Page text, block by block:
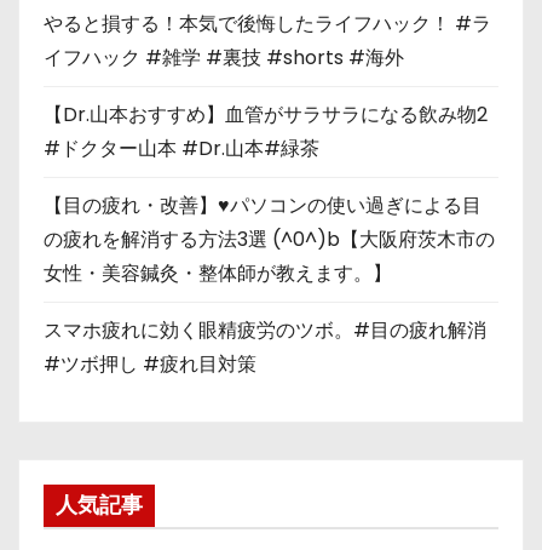
やると損する！本気で後悔したライフハック！ #ラ
イフハック #雑学 #裏技 #shorts #海外
【Dr.山本おすすめ】血管がサラサラになる飲み物2
#ドクター山本 #Dr.山本#緑茶
【目の疲れ・改善】♥パソコンの使い過ぎによる目
の疲れを解消する方法3選 (^0^)b【大阪府茨木市の
女性・美容鍼灸・整体師が教えます。】
スマホ疲れに効く眼精疲労のツボ。#目の疲れ解消
#ツボ押し #疲れ目対策
人気記事